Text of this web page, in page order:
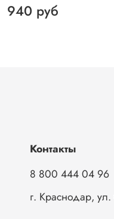
940 руб
Контакты
8 800 444 04 96
г. Краснодар,